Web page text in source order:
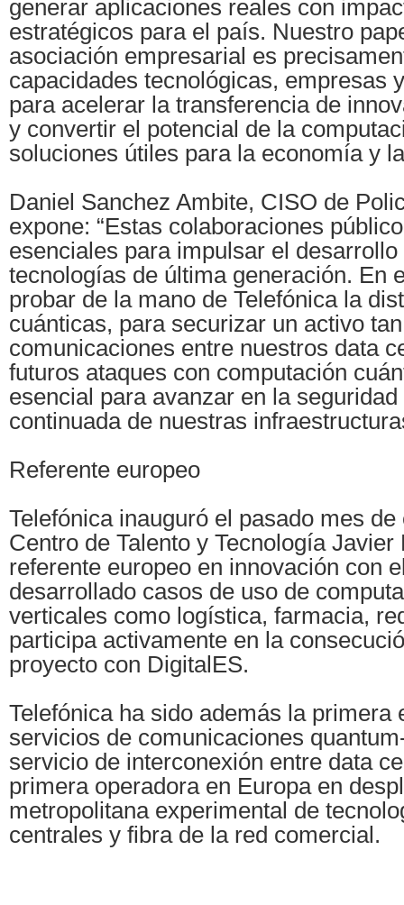
generar aplicaciones reales con
estratégicos para el país. Nuestro
asociación empresarial es
capacidades tecnológicas, empresas
para acelerar la transferencia de
y convertir el potencial de la
soluciones útiles para la economía y
Daniel Sanchez Ambite, CISO de
expone: “Estas colaboraciones
esenciales para impulsar el
tecnologías de última generación. En
probar de la mano de Telefónica la
cuánticas, para securizar un activo
comunicaciones entre nuestros data
futuros ataques con computación
esencial para avanzar en la
continuada de nuestras
Referente europeo
Telefónica inauguró el pasado mes
Centro de Talento y Tecnología Javier
referente europeo en innovación con
desarrollado casos de uso de
verticales como logística, farmacia,
participa activamente en la
proyecto con DigitalES.
Telefónica ha sido además la primera
servicios de comunicaciones
servicio de interconexión entre data
primera operadora en Europa en
metropolitana experimental de
centrales y fibra de la red comercial.